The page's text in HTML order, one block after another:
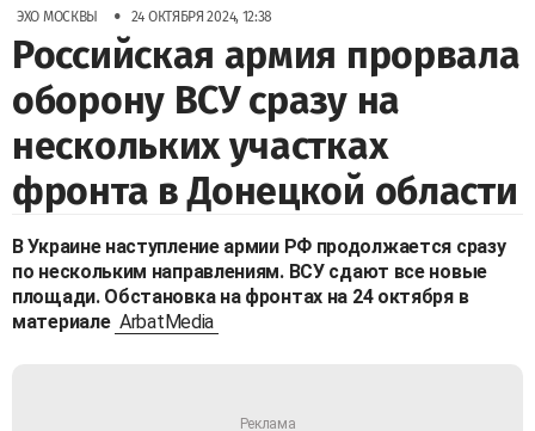
ЭХО МОСКВЫ • 24 ОКТЯБРЯ 2024, 12:38
Российская армия прорвала
оборону ВСУ сразу на
нескольких участках
фронта в Донецкой области
В Украине наступление армии РФ продолжается сразу
по нескольким направлениям. ВСУ сдают все новые
площади. Обстановка на фронтах на 24 октября в
материале ArbatMedia